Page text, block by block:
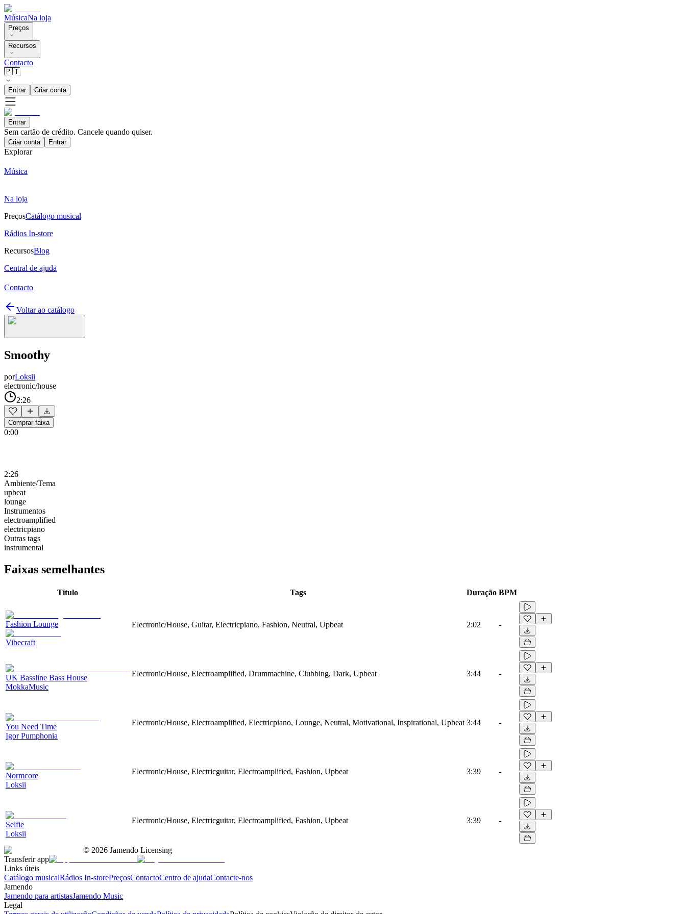
MúsicaNa loja
Preços
Recursos
Contacto
🇵🇹
Entrar Criar conta
Entrar
Sem cartão de crédito. Cancele quando quiser.
Criar conta Entrar
Explorar
Música
Na loja
PreçosCatálogo musical
Rádios In-store
RecursosBlog
Central de ajuda
Contacto
Voltar ao catálogo
Smoothy
porLoksii
electronic/house
2:26
Comprar faixa
0:00
2:26
Ambiente/Tema
upbeat
lounge
Instrumentos
electroamplified
electricpiano
Outras tags
instrumental
Faixas semelhantes
Título Tags Duração BPM
Fashion Lounge
Vibecraft
Electronic/House, Guitar, Electricpiano, Fashion, Neutral, Upbeat 2:02 -
UK Bassline Bass House
MokkaMusic
Electronic/House, Electroamplified, Drummachine, Clubbing, Dark, Upbeat 3:44 -
You Need Time
Igor Pumphonia
Electronic/House, Electroamplified, Electricpiano, Lounge, Neutral, Motivational, Inspirational, Upbeat 3:44 -
Normcore
Loksii
Electronic/House, Electricguitar, Electroamplified, Fashion, Upbeat 3:39 -
Selfie
Loksii
Electronic/House, Electricguitar, Electroamplified, Fashion, Upbeat 3:39 -
© 2026 Jamendo Licensing
Transferir app
Links úteis
Catálogo musicalRádios In-storePreçosContactoCentro de ajudaContacte-nos
Jamendo
Jamendo para artistasJamendo Music
Legal